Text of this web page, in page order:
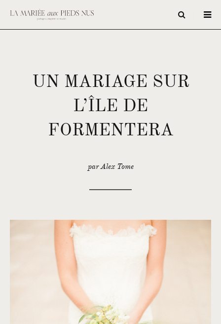
UN MARIAGE SUR
L’ÎLE DE
FORMENTERA
par Alex Tome